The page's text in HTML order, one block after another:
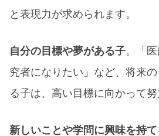
と表現力が求められます。
自分の目標や夢がある子。「
究者になりたい」など、将来
る子は、高い目標に向かって努
新しいことや学問に興味を持